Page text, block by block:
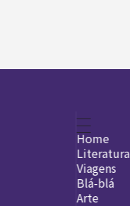
Home
Literatura
Legado
Viagens
Blá-blá
Arte